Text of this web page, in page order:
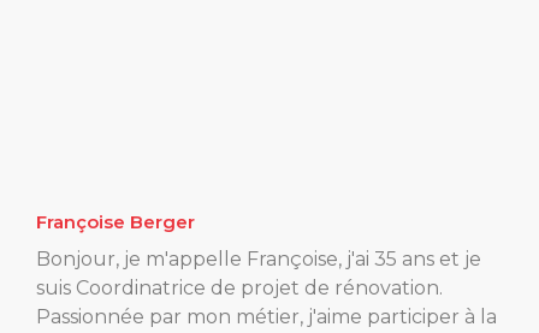
Françoise Berger
Bonjour, je m'appelle Françoise, j'ai 35 ans et je
suis Coordinatrice de projet de rénovation.
Passionnée par mon métier, j'aime participer à la